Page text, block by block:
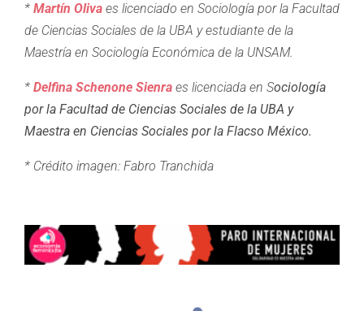
* Martín Oliva es licenciado en Sociología por la Facultad
de Ciencias Sociales de la UBA y estudiante de la
Maestría en Sociología Económica de la UNSAM.
* Delfina Schenone Sienra es licenciada en Sociología
por la Facultad de Ciencias Sociales de la UBA y
Maestra en Ciencias Sociales por la Flacso México.
* Crédito imagen: Fabro Tranchida